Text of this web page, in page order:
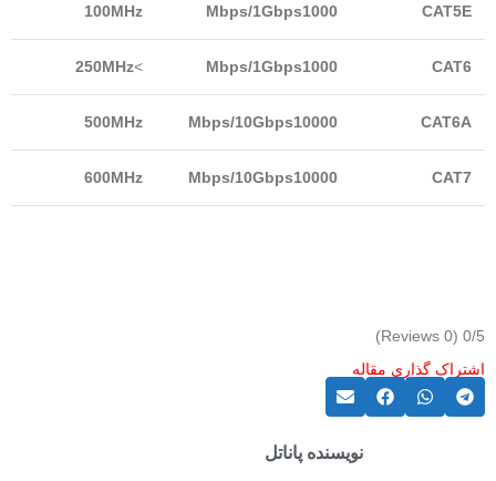
CAT5E
Mbps/1Gbps1000
100MHz
CAT6
Mbps/1Gbps1000
>
250MHz
CAT6A
Mbps/10Gbps10000
500MHz
CAT7
Mbps/10Gbps10000
600MHz
0/5
(0 Reviews)
اشتراک گذاری مقاله
نویسنده پاناتل